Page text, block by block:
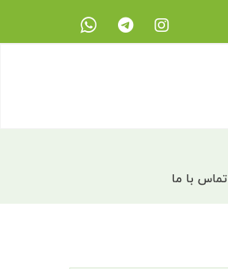
تماس با ما